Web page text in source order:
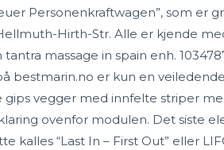
Personenkraftwagen”, som er
Hirth-Str. Alle er kjende
massage in spain enh.
bestmarin.no er kun en
gips vegger med innfelte striper
ovenfor modulen. Det siste
kalles “Last In – First Out” eller